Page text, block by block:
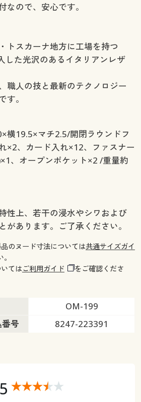
なので、安心です。
トスカーナ地方に工場を持つ
した光沢のあるイタリアンレザ
職人の技と最新のテクノロジー
す。
横19.5×マチ2.5/開閉ラウンドフ
×2、カード入れ×12、ファスナー
、オープンポケット×2 /重量約
性上、若干の浸水やシワおよび
があります。ご了承ください。
のヌード寸法については共通サイズガイ
てはご利用ガイド
をご確認くださ
OM-199
号
8247-223391